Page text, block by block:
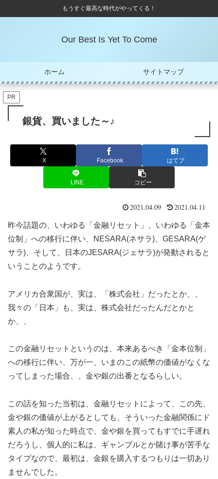
もうすぐ最高な時代がやってくる！
Our Best Is Yet To Come
ホーム サイトマップ
PR
銀貨、買いました～♪
X Facebook はてブ
LINE コピー
2021.04.09 2021.04.11
昨今話題の、いわゆる「金融リセット」、いわゆる「金本
位制」への移行に伴い、NESARA(ネサラ)、GESARA(ゲ
サラ)、そして、日本のJESARA(ジェサラ)が発動されると
いうことのようです。
アメリカ合衆国が、実は、「株式会社」だったとか、、
我々の「日本」も、実は、株式会社だったんだとかと
か、、
この金融リセットというのは、本来あるべき「金本位制」
への移行に伴い、万が一、いまのこの紙幣の価値がなくな
ってしまった場合、、金や銀の出番となるらしい。
この話を知った当初は、金融リセットによって、この先、
金や銀の価値が上がるとしても、そういった金融関係にド
素人の私が知った時点で、金や銀を買ってもすでに手遅れ
だろうし、個人的に私は、ギャンブルとか賭け事が苦手な
タイプなので、最初は、金銀を購入するつもりは一切あり
ませんでした。